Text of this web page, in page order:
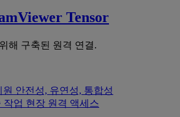
Tensor
해 구축된 원격 연결.
안전성, 유연성, 통합성
작업 현장 원격 액세스